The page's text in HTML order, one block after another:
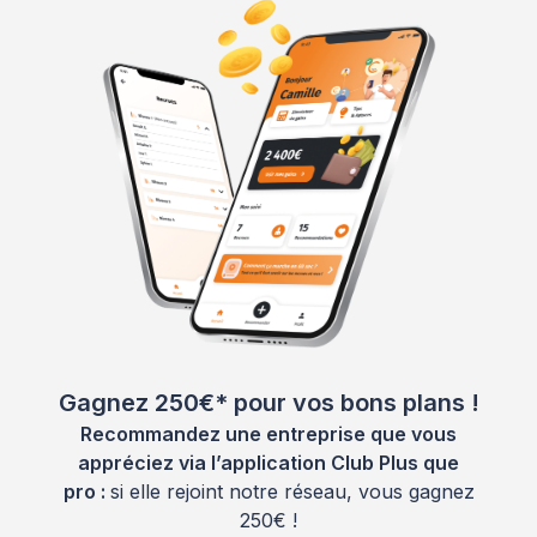
Gagnez 250€* pour vos bons plans !
Recommandez une entreprise que vous
appréciez via l’application Club Plus que
pro : si elle rejoint notre réseau, vous gagnez
250€ !